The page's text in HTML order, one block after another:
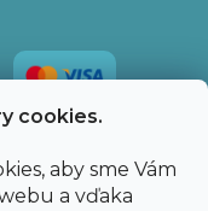
cookies.
aby sme Vám
a vďaka